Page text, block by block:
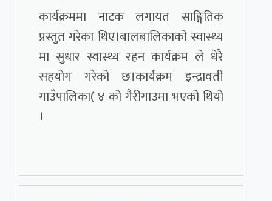
कार्यक्रममा नाटक लगायत साङ्गितिक
प्रस्तुत गरेका थिए।बालबालिकाको स्वास्थ्य
मा सुधार स्वास्थ्य रहन कार्यक्रम ले धेरै
सहयोग गरेको छ।कार्यक्रम इन्द्रावती
गाउँपालिका( ४ को गैरीगाउमा भएको थियो
।